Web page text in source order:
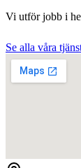
Vi utför jobb i
Se alla våra